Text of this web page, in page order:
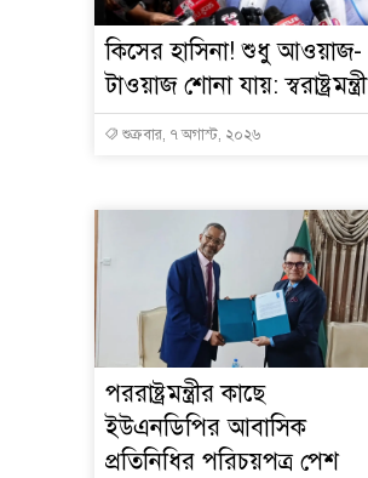
কিসের হাসিনা! শুধু আওয়াজ-
টাওয়াজ শোনা যায়: স্বরাষ্ট্রমন্ত্রী
শুক্রবার, ৭ অগাস্ট, ২০২৬
পররাষ্ট্রমন্ত্রীর কা‌ছে
ইউএনডিপির আবাসিক
প্রতিনিধির পরিচয়পত্র পেশ